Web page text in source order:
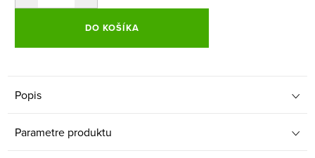
DO KOŠÍKA
Popis
Parametre produktu